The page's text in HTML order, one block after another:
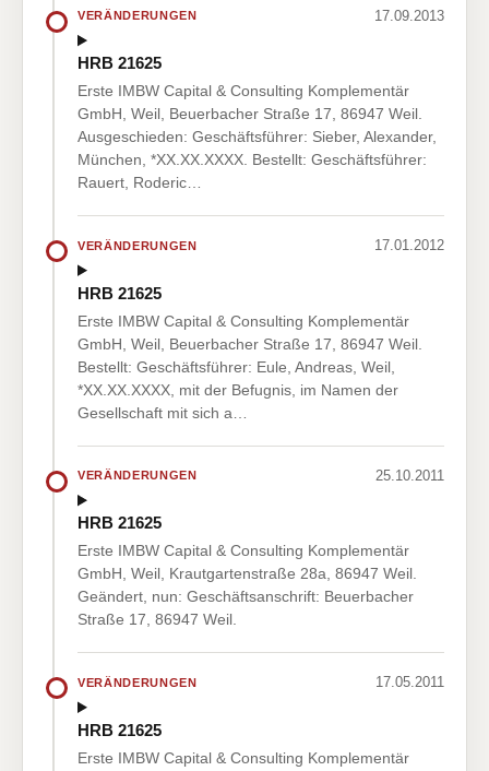
VERÄNDERUNGEN 17.09.2013
HRB 21625
Erste IMBW Capital & Consulting Komplementär
GmbH, Weil, Beuerbacher Straße 17, 86947 Weil.
Ausgeschieden: Geschäftsführer: Sieber, Alexander,
München, *XX.XX.XXXX. Bestellt: Geschäftsführer:
Rauert, Roderic…
VERÄNDERUNGEN 17.01.2012
HRB 21625
Erste IMBW Capital & Consulting Komplementär
GmbH, Weil, Beuerbacher Straße 17, 86947 Weil.
Bestellt: Geschäftsführer: Eule, Andreas, Weil,
*XX.XX.XXXX, mit der Befugnis, im Namen der
Gesellschaft mit sich a…
VERÄNDERUNGEN 25.10.2011
HRB 21625
Erste IMBW Capital & Consulting Komplementär
GmbH, Weil, Krautgartenstraße 28a, 86947 Weil.
Geändert, nun: Geschäftsanschrift: Beuerbacher
Straße 17, 86947 Weil.
VERÄNDERUNGEN 17.05.2011
HRB 21625
Erste IMBW Capital & Consulting Komplementär